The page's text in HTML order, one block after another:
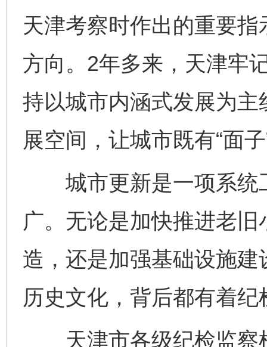
天津考察时作出的重要
方向。2年多来，天津牢
持以城市内涵式发展为
展空间，让城市既有“面
城市更新是一项系统
广。无论是加快推进老
造，还是加强基础设施
历史文化，背后都有着
天津市各级纪检监察